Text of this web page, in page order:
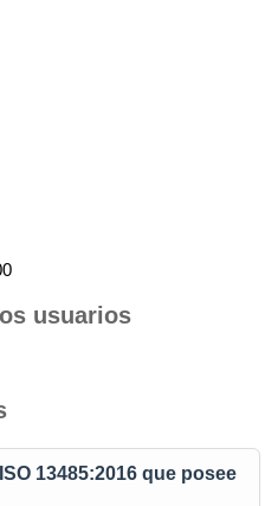
usuarios
13485:2016 que posee